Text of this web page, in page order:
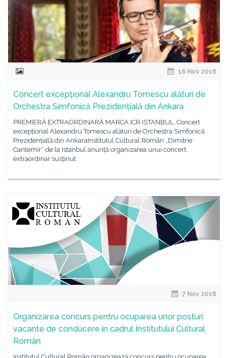
16 Nov 2018
Concert excepțional Alexandru Tomescu alături de
Orchestra Simfonică Prezidențială din Ankara
PREMIERĂ EXTRAORDINARĂ MARCA ICR ISTANBUL. Concert
excepțional Alexandru Tomescu alături de Orchestra Simfonică
Prezidențială din AnkaraInstitutul Cultural Român „Dimitrie
Cantemir” de la Istanbul anunță organizarea unui concert
extraordinar susținut
7 Nov 2018
Organizarea concurs pentru ocuparea unor posturi
vacante de conducere în cadrul Institutului Cultural
Român